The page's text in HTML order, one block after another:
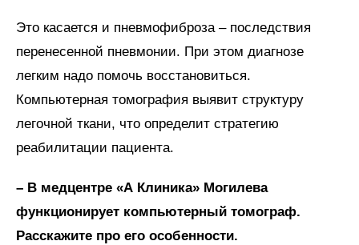
Это касается и пневмофиброза – последствия
перенесенной пневмонии. При этом диагнозе
легким надо помочь восстановиться.
Компьютерная томография выявит структуру
легочной ткани, что определит стратегию
реабилитации пациента.
– В медцентре «А Клиника» Могилева
функционирует компьютерный томограф.
Расскажите про его особенности.